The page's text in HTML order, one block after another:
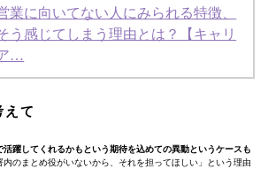
業に向いてない人にみられる特徴、
う感じてしまう理由とは？【キャリ
…
て
躍してくれるかもという期待を込めての異動というケースも
内のまとめ役がいないから、それを担ってほしい」という理由